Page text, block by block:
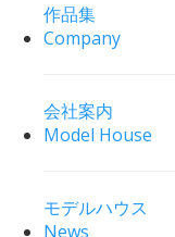
作品集
Company
会社案内
Model House
モデルハウス
News